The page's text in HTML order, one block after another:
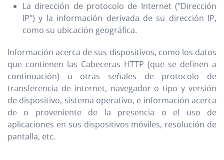
La dirección de protocolo de Internet ("Dirección
IP") y la información derivada de su dirección IP,
como su ubicación geográfica.
Información acerca de sus dispositivos, como los datos
que contienen las Cabeceras HTTP (que se definen a
continuación) u otras señales de protocolo de
transferencia de internet, navegador o tipo y versión
de dispositivo, sistema operativo, e información acerca
de o proveniente de la presencia o el uso de
aplicaciones en sus dispositivos móviles, resolución de
pantalla, etc.